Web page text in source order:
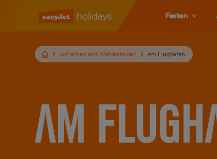
Ferien
Sicherheit und Wohlbefinden Am Flughafen
Am